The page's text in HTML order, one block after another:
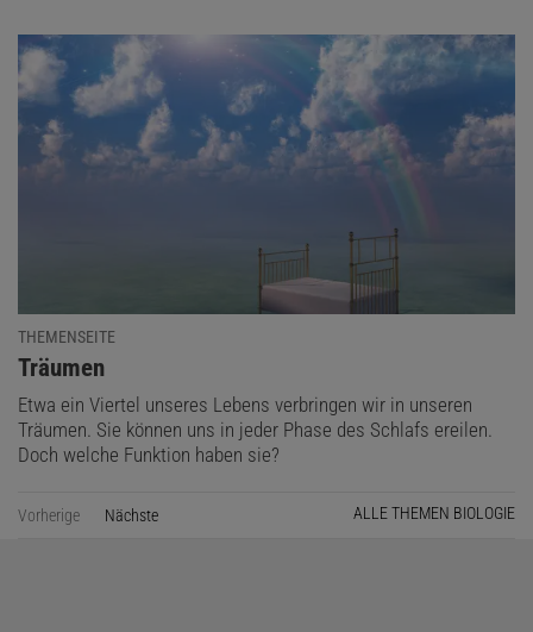
THEMENSEITE
:
Träumen
Etwa ein Viertel unseres Lebens verbringen wir in unseren
Träumen. Sie können uns in jeder Phase des Schlafs ereilen.
Doch welche Funktion haben sie?
Vorherige Nächste ALLE THEMEN BIOLOGIE